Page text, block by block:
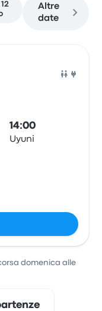
Altre
date
14:00
Uyuni
domenica alle